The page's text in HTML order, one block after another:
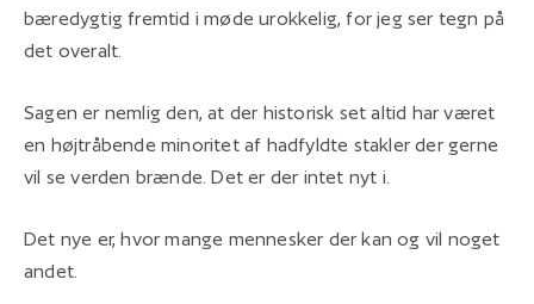
bæredygtig fremtid i møde urokkelig, for jeg ser tegn på
det overalt.
Sagen er nemlig den, at der historisk set altid har været
en højtråbende minoritet af hadfyldte stakler der gerne
vil se verden brænde. Det er der intet nyt i.
Det nye er, hvor mange mennesker der kan og vil noget
andet.